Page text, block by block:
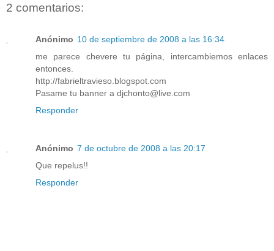
2 comentarios:
Anónimo 10 de septiembre de 2008 a las 16:34
me parece chevere tu página, intercambiemos enlaces
entonces.
http://fabrieltravieso.blogspot.com
Pasame tu banner a djchonto@live.com
Responder
Anónimo 7 de octubre de 2008 a las 20:17
Que repelus!!
Responder